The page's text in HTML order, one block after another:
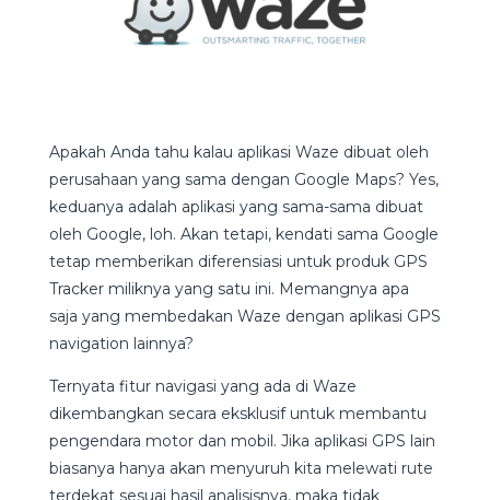
Apakah Anda tahu kalau aplikasi Waze dibuat oleh
perusahaan yang sama dengan Google Maps? Yes,
keduanya adalah aplikasi yang sama-sama dibuat
oleh Google, loh. Akan tetapi, kendati sama Google
tetap memberikan diferensiasi untuk produk GPS
Tracker miliknya yang satu ini. Memangnya apa
saja yang membedakan Waze dengan aplikasi GPS
navigation lainnya?
Ternyata fitur navigasi yang ada di Waze
dikembangkan secara eksklusif untuk membantu
pengendara motor dan mobil. Jika aplikasi GPS lain
biasanya hanya akan menyuruh kita melewati rute
terdekat sesuai hasil analisisnya, maka tidak